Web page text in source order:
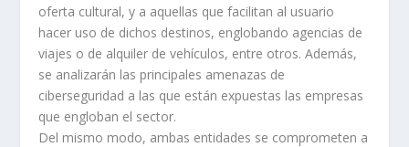
oferta cultural, y a aquellas que facilitan al usuario
hacer uso de dichos destinos, englobando agencias de
viajes o de alquiler de vehículos, entre otros. Además,
se analizarán las principales amenazas de
ciberseguridad a las que están expuestas las empresas
que engloban el sector.
Del mismo modo, ambas entidades se comprometen a